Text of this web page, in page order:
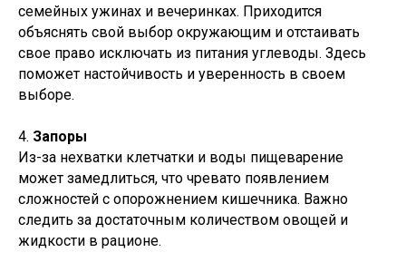
семейных ужинах и вечеринках. Приходится
объяснять свой выбор окружающим и отстаивать
свое право исключать из питания углеводы. Здесь
поможет настойчивость и уверенность в своем
выборе.
4. Запоры
Из-за нехватки клетчатки и воды пищеварение
может замедлиться, что чревато появлением
сложностей с опорожнением кишечника. Важно
следить за достаточным количеством овощей и
жидкости в рационе.